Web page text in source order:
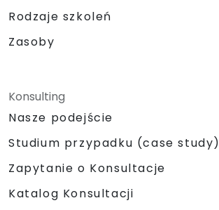
Rodzaje szkoleń
Zasoby
Konsulting
Nasze podejście
Studium przypadku (case study)
Zapytanie o Konsultacje
Katalog Konsultacji